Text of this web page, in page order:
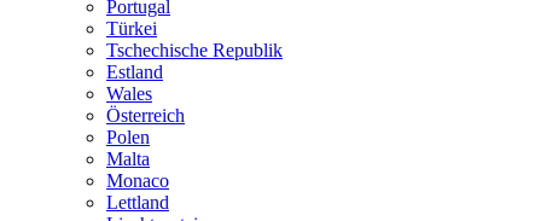
Portugal
Türkei
Tschechische Republik
Estland
Wales
Österreich
Polen
Malta
Monaco
Lettland